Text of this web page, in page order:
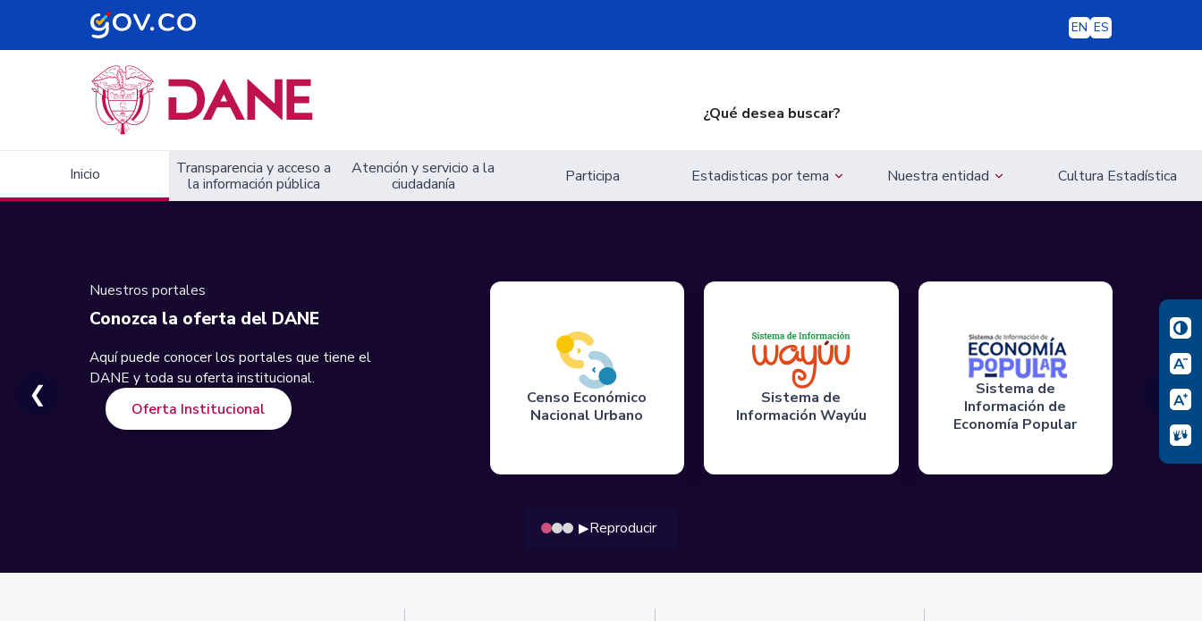
EN ES
¿Qué desea buscar?
Inicio
Transparencia y acceso a
la información pública
Atención y servicio a la
ciudadanía
Participa Estadisticas por tema Nuestra entidad Cultura Estadística
Nuestros portales
Conozca la oferta del DANE
Aquí puede conocer los portales que tiene el
DANE y toda su oferta institucional.
Oferta Institucional
Censo Económico
Nacional Urbano
Sistema de
Información Wayúu
Sistema de
Información de
Economía Popular
❮
▶Reproducir
❯